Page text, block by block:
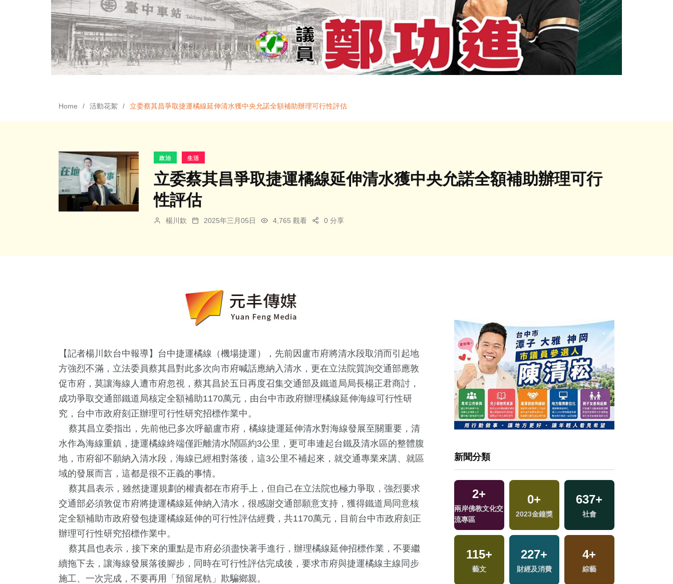
Home 活動花絮 立委蔡其昌爭取捷運橘線延伸清水獲中央允諾全額補助辦理可行性評估
政治 生活
立委蔡其昌爭取捷運橘線延伸清水獲中央允諾全額補助辦理可行
性評估
楊川欽 2025年三月05日 4,765 觀看 0 分享
【記者楊川欽台中報導】台中捷運橘線（機場捷運），先前因盧市府將清水段取消而引起地
方強烈不滿，立法委員蔡其昌對此多次向市府喊話應納入清水，更在立法院質詢交通部應敦
促市府，莫讓海線人遭市府忽視，蔡其昌於五日再度召集交通部及鐵道局局長楊正君商討，
成功爭取交通部鐵道局核定全額補助1170萬元，由台中市政府辦理橘線延伸海線可行性研
究，台中市政府刻正辦理可行性研究招標作業中。
蔡其昌立委指出，先前他已多次呼籲盧市府，橘線捷運延伸清水對海線發展至關重要，清
水作為海線重鎮，捷運橘線終端僅距離清水鬧區約3公里，更可串連起台鐵及清水區的整體腹
地，市府卻不願納入清水段，海線已經相對落後，這3公里不補起來，就交通專業來講、就區
域的發展而言，這都是很不正義的事情。
蔡其昌表示，雖然捷運規劃的權責都在市府手上，但自己在立法院也極力爭取，強烈要求
交通部必須敦促市府將捷運橘線延伸納入清水，很感謝交通部願意支持，獲得鐵道局同意核
定全額補助市政府發包捷運橘線延伸的可行性評估經費，共1170萬元，目前台中市政府刻正
辦理可行性研究招標作業中。
蔡其昌也表示，接下來的重點是市府必須盡快著手進行，辦理橘線延伸招標作業，不要繼
續拖下去，讓海線發展落後腳步，同時在可行性評估完成後，要求市府與捷運橘線主線同步
施工、一次完成，不要再用「預留尾軌」欺騙鄉親。
新聞分類
兩岸道教文化交
161+
熱門
33+
美食
265+
健康及醫療
15+
2024立委選戰
9+
司法放大鏡
31+
兩岸
2+
兩岸佛教文化交
流專區
0+
2023金鐘獎
637+
社會
115+
藝文
227+
財經及消費
4+
綜藝
190
旅遊
30+
影視
6+
海峽論壇專區
8+
評論
0+
兩岸藝苑天地
1 +
福建林公信俗文
化專區